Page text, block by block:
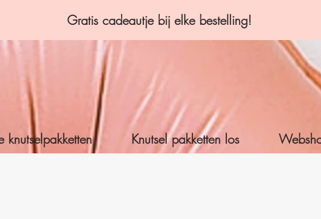
Gratis cadeautje bij elke bestelling!
knutselpakketten Knutsel pakketten los